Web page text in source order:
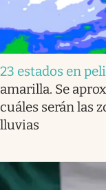
23 estados en
amarilla. Se
cuáles serán las
lluvias